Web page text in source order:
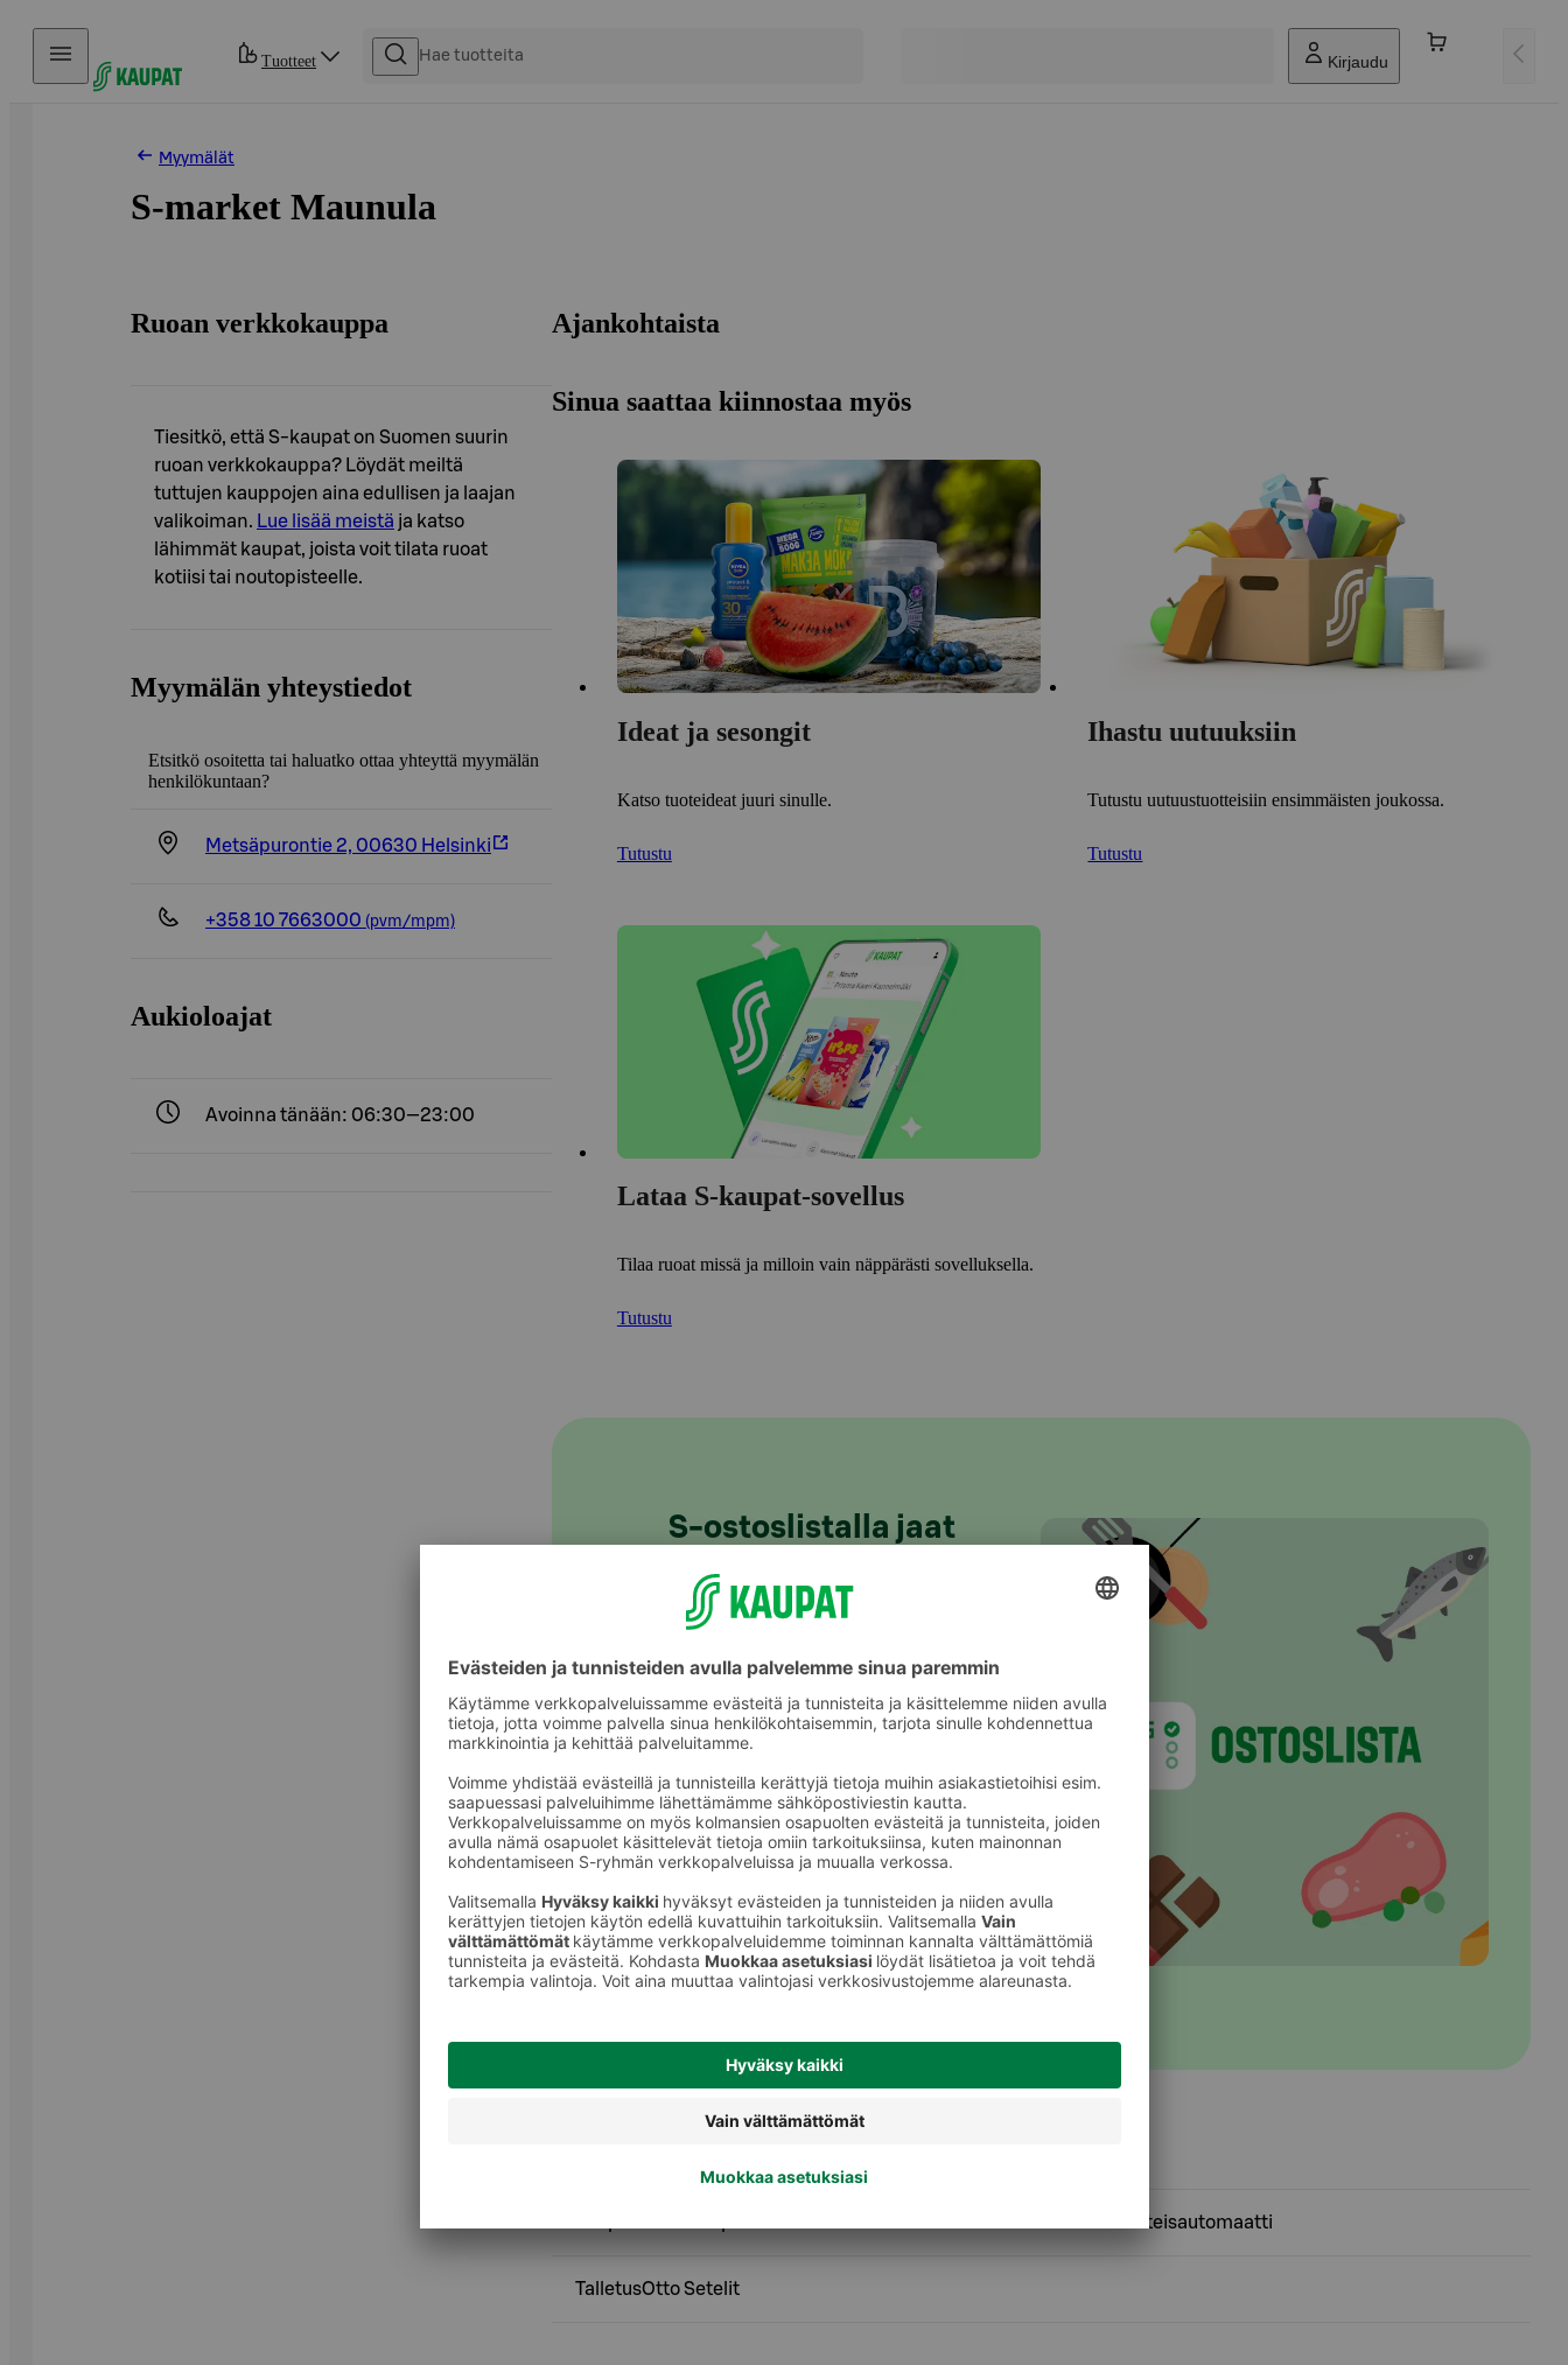
Hyppää sisältöön
Tuotteet Kirjaudu
Myymälät
S-market Maunula
Ruoan verkkokauppa
Tiesitkö, että S-kaupat on Suomen suurin
ruoan verkkokauppa? Löydät meiltä
tuttujen kauppojen aina edullisen ja laajan
valikoiman. Lue lisää meistä ja katso
lähimmät kaupat, joista voit tilata ruoat
kotiisi tai noutopisteelle.
Myymälän yhteystiedot
Etsitkö osoitetta tai haluatko ottaa yhteyttä myymälän
henkilökuntaan?
Metsäpurontie 2, 00630 Helsinki
+358 10 7663000 (pvm/mpm)
Aukioloajat
Avoinna tänään: 06:30—23:00
Ajankohtaista
Sinua saattaa kiinnostaa myös
Ideat ja sesongit
Katso tuoteideat juuri sinulle.
Tutustu
Ihastu uutuuksiin
Tutustu uutuustuotteisiin ensimmäisten joukossa.
Tutustu
Lataa S-kaupat-sovellus
Tilaa ruoat missä ja milloin vain näppärästi sovelluksella.
Tutustu
S-ostoslistalla jaat
helposti koko
perheelle
S-ostoslista-sovelluksesta löydät nyt
kaikki S-ryhmän myymälät, niiden
valikoimat ja tuotteiden hinnat. Voit
rakentaa ostoslistan kätevästi
sovelluksessa ja jakaa sen
perheenjäsenille täydennettäväksi.
tehdä ostoslistasitäälläja tilata ruoat
kotiin tai noutopisteelle.
Lataa S-ostoslista-sovellus
Nosto-käteisautomaatti
TalletusOtto Setelit